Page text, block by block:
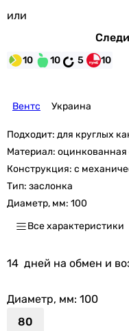
или
10 10 5 10
Вентс Украина
Подходит: для круглых
Материал: оцинкованная
Конструкция: с
Тип: заслонка
Диаметр, мм: 100
Все характеристики
14 дней на обмен и
Диаметр, мм: 100
80